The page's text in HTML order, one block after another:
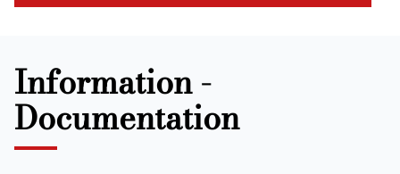
Information -
Documentation